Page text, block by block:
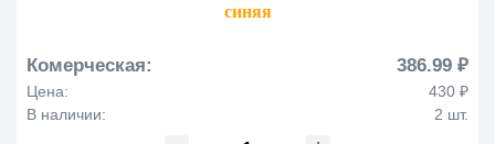
синяя
Комерческая: 386.99 ₽
Цена:
430 ₽
В наличии:
2 шт.